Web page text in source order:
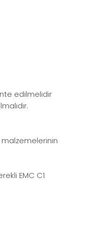
edilmelidir
EMC C1